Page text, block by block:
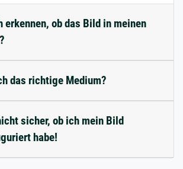
erkennen, ob das Bild in meinen
das richtige Medium?
sicher, ob ich mein Bild
habe!